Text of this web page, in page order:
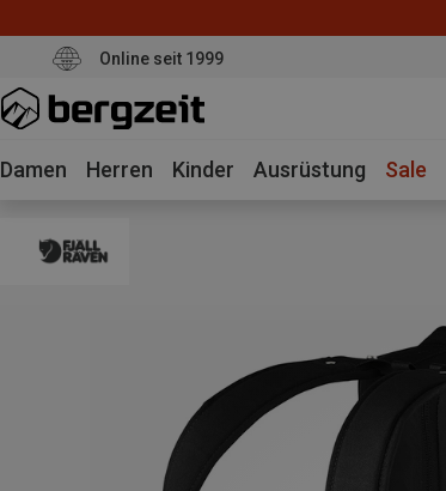
Online seit 1999
Damen Herren Kinder Ausrüstung Sale